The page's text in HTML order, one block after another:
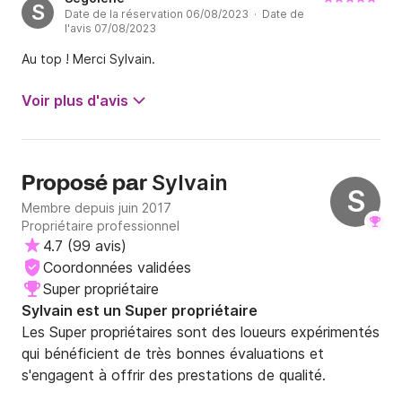
S
Date de la réservation 06/08/2023 · Date de
l'avis 07/08/2023
Au top ! Merci Sylvain.
Voir plus d'avis
S
Proposé par Sylvain
Membre depuis juin 2017
Propriétaire professionnel
4.7 (99 avis)
Coordonnées validées
Super propriétaire
Sylvain est un Super propriétaire
Les Super propriétaires sont des loueurs expérimentés
qui bénéficient de très bonnes évaluations et
s'engagent à offrir des prestations de qualité.